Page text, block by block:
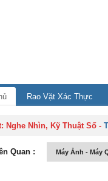
Rao Vặt Xác Thực
Nghe Nhìn, Kỹ Thuật Số -
Quan : Máy Ảnh - Máy